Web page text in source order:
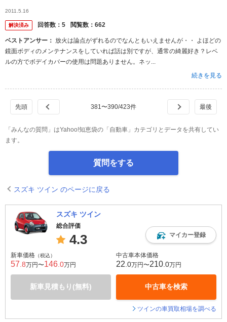
キのツインに乗っているのですが 色が紺色の為か非常に汚れます。
洗車...
2011.5.16
解決済み 回答数： 5 閲覧数： 662
ベストアンサー：
鏡面ボディのメンテナンスをしていれば話は別ですが、通常の綺麗好き？レベ
ルの方でボデイカバーの使用は問題ありません。ネッ...
続きを見る
381 〜390/423件
「みんなの質問」はYahoo!知恵袋の「自動車」カテゴリとデータを共有してい
ます。
質問をする
スズキ ツイン のページに戻る
スズキ ツイン
総合評価
4.3 マイカー登録
新車価格 （税込）
57 .8万円〜146 .0万円
新車見積もり(無料)
中古車本体価格
22 .0万円〜210 .0万円
中古車を検索
ツインの車買取相場を調べる